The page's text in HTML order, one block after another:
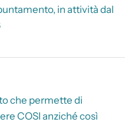
in attività dal
che permette di
COSI anziché così